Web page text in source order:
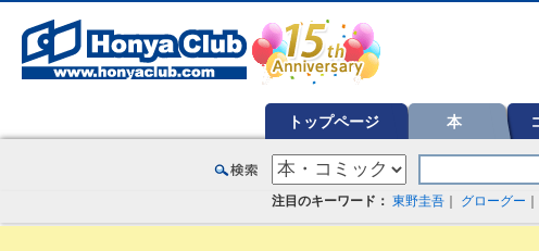
トップページ 本
注目のキーワード： 東野圭吾 グローグー